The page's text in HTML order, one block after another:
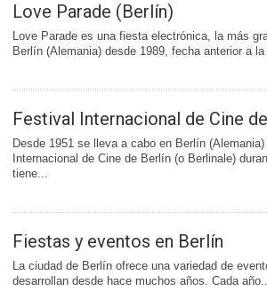
Love Parade (Berlín)
Love Parade es una fiesta electrónica, la más
Berlín (Alemania) desde 1989, fecha anterior a
Festival Internacional de Cine
Desde 1951 se lleva a cabo en Berlín
Internacional de Cine de Berlín (o Berlinale)
tiene...
Fiestas y eventos en Berlín
La ciudad de Berlín ofrece una variedad de
desarrollan desde hace muchos años. Cada